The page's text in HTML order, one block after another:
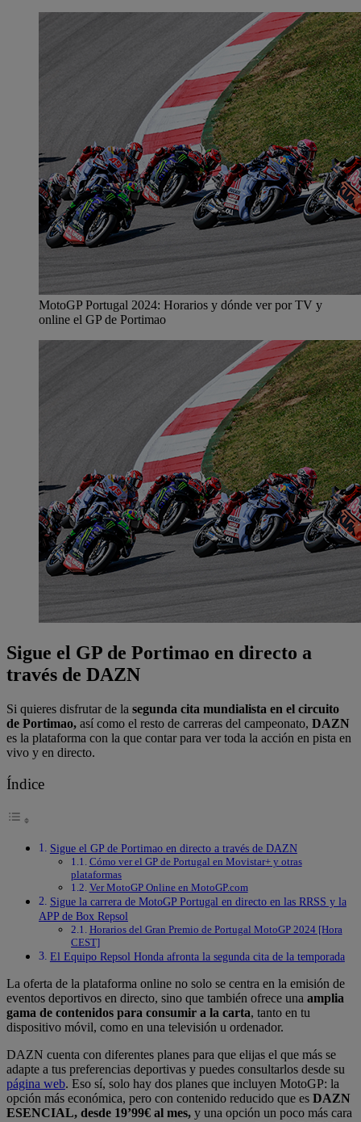
MotoGP Portugal 2024: Horarios y dónde ver por TV y
online el GP de Portimao
Sigue el GP de Portimao en directo a
través de DAZN
Si quieres disfrutar de la segunda cita mundialista en el circuito
de Portimao, así como el resto de carreras del campeonato, DAZN
es la plataforma con la que contar para ver toda la acción en pista en
vivo y en directo.
Índice
Sigue el GP de Portimao en directo a través de DAZN
Cómo ver el GP de Portugal en Movistar+ y otras
plataformas
Ver MotoGP Online en MotoGP.com
Sigue la carrera de MotoGP Portugal en directo en las RRSS y la
APP de Box Repsol
Horarios del Gran Premio de Portugal MotoGP 2024 [Hora
CEST]
El Equipo Repsol Honda afronta la segunda cita de la temporada
La oferta de la plataforma online no solo se centra en la emisión de
eventos deportivos en directo, sino que también ofrece una amplia
gama de contenidos para consumir a la carta, tanto en tu
dispositivo móvil, como en una televisión u ordenador.
DAZN cuenta con diferentes planes para que elijas el que más se
adapte a tus preferencias deportivas y puedes consultarlos desde su
página web. Eso sí, solo hay dos planes que incluyen MotoGP: la
opción más económica, pero con contenido reducido que es DAZN
ESENCIAL, desde 19’99€ al mes, y una opción un poco más cara